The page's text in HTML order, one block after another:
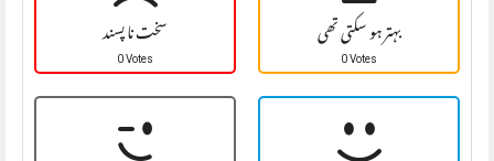
سخت نا پسند
0 Votes بہتر ہو سکتی تھی
0 Votes